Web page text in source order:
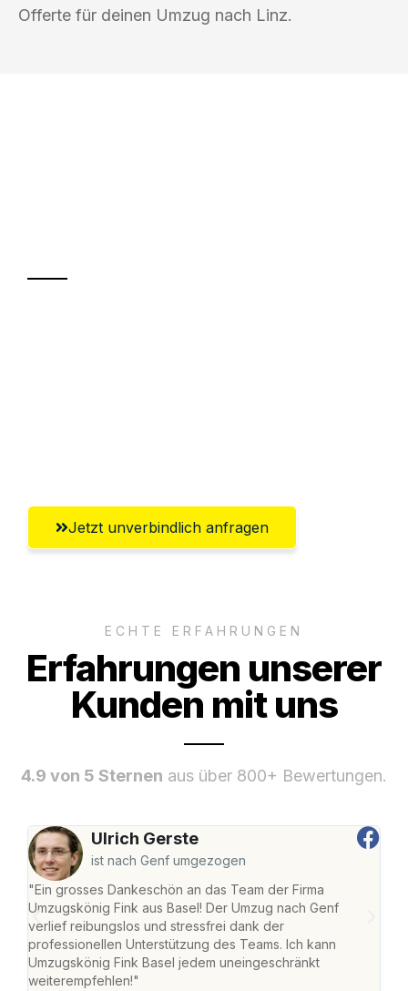
Offerte für deinen Umzug nach Linz.
Jetzt unverbindlich anfragen
ECHTE ERFAHRUNGEN
Erfahrungen unserer
Kunden mit uns
4.9 von 5 Sternen aus über 800+ Bewertungen.
Ulrich Gerste
ist nach Genf umgezogen
"Ein grosses Dankeschön an das Team der Firma
Umzugskönig Fink aus Basel! Der Umzug nach Genf
verlief reibungslos und stressfrei dank der
professionellen Unterstützung des Teams. Ich kann
Umzugskönig Fink Basel jedem uneingeschränkt
weiterempfehlen!"